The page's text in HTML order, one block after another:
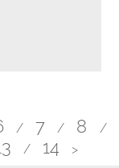
/ 7 / 8 /
/ 14 >